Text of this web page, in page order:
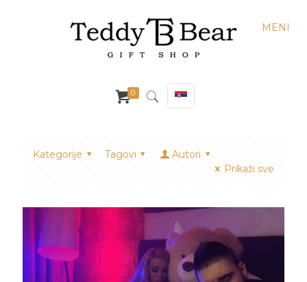
MENI
0
Kategorije Tagovi
Autori
Prikaži sve